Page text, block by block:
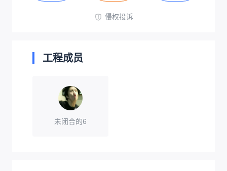
侵权投诉
工程成员
未闭合的6